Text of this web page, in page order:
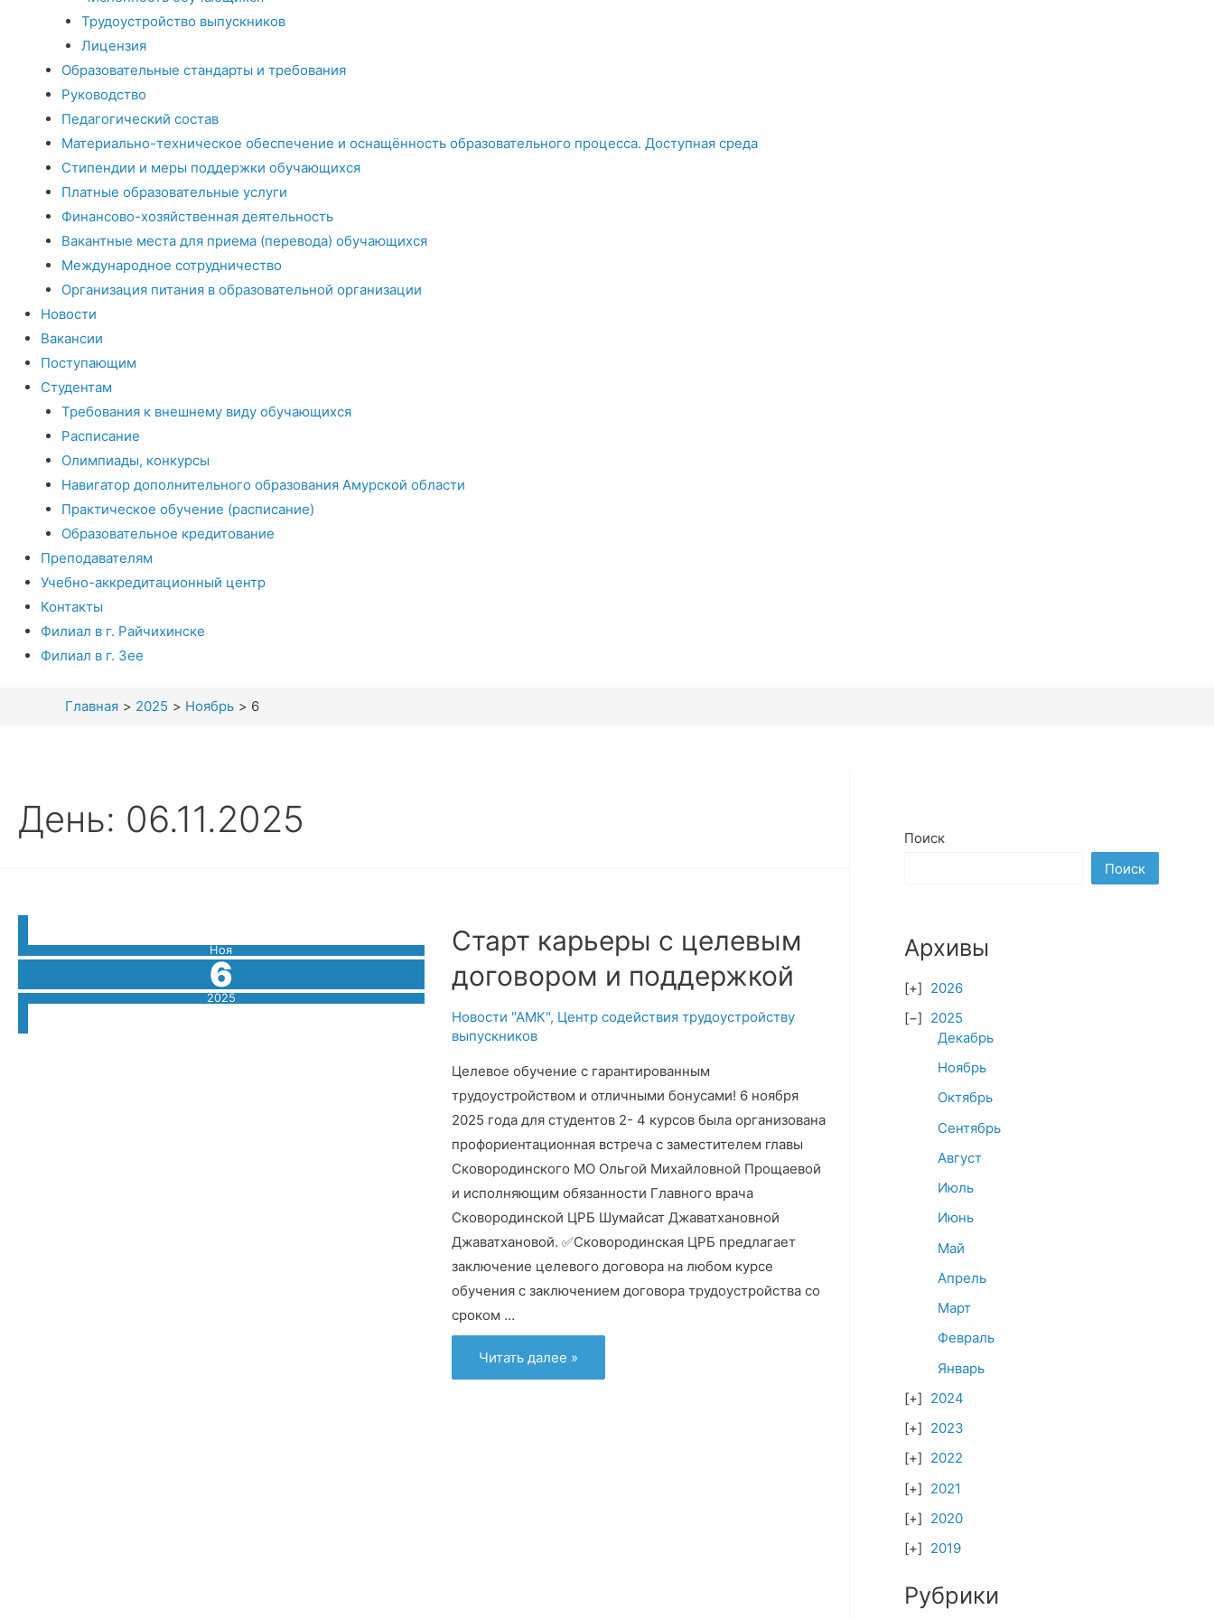
Трудоустройство выпускников
Лицензия
Образовательные стандарты и требования
Руководство
Педагогический состав
Материально-техническое обеспечение и оснащённость образовательного процесса. Доступная среда
Стипендии и меры поддержки обучающихся
Платные образовательные услуги
Финансово-хозяйственная деятельность
Вакантные места для приема (перевода) обучающихся
Международное сотрудничество
Организация питания в образовательной организации
Новости
Вакансии
Поступающим
Студентам
Требования к внешнему виду обучающихся
Расписание
Олимпиады, конкурсы
Навигатор дополнительного образования Амурской области
Практическое обучение (расписание)
Образовательное кредитование
Преподавателям
Учебно-аккредитационный центр
Контакты
Филиал в г. Райчихинске
Филиал в г. Зее
Главная 2025 Ноябрь 6
День: 06.11.2025
Ноя
6
2025
Старт карьеры с целевым
договором и поддержкой
Новости "АМК", Центр содействия трудоустройству
выпускников
Целевое обучение с гарантированным
трудоустройством и отличными бонусами! 6 ноября
2025 года для студентов 2- 4 курсов была организована
профориентационная встреча с заместителем главы
Сковородинского МО Ольгой Михайловной Прощаевой
и исполняющим обязанности Главного врача
Сковородинской ЦРБ Шумайсат Джаватхановной
Джаватхановой. ✅Сковородинская ЦРБ предлагает
заключение целевого договора на любом курсе
обучения с заключением договора трудоустройства со
сроком …
Старт
карьеры
с
Читать далее »
Поиск
Поиск
Архивы
2026
2025
Декабрь
Ноябрь
Октябрь
Сентябрь
Август
Июль
Июнь
Май
Апрель
Март
Февраль
Январь
2024
2023
2022
2021
2020
2019
Рубрики